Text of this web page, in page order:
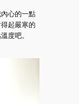
心的一點
起嚴寒的
度吧。